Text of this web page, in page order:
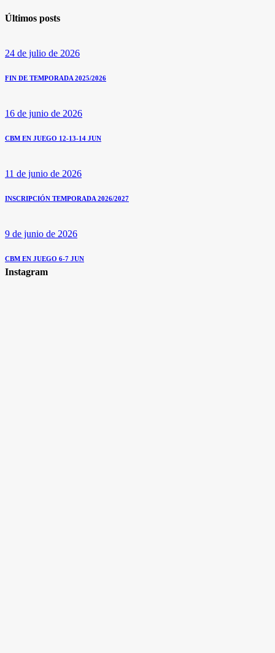
Últimos posts
24 de julio de 2026
FIN DE TEMPORADA 2025/2026
16 de junio de 2026
CBM EN JUEGO 12-13-14 JUN
11 de junio de 2026
INSCRIPCIÓN TEMPORADA 2026/2027
9 de junio de 2026
CBM EN JUEGO 6-7 JUN
Instagram